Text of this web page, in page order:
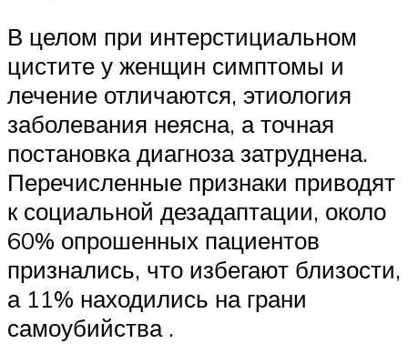
В целом при интерстициальном
цистите у женщин симптомы и
лечение отличаются, этиология
заболевания неясна, а точная
постановка диагноза затруднена.
Перечисленные признаки приводят
к социальной дезадаптации, около
60% опрошенных пациентов
признались, что избегают близости,
а 11% находились на грани
самоубийства .